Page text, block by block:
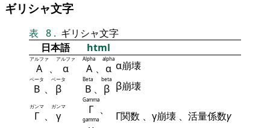
ギリシャ文字
表 8 . ギリシャ文字
日本語
html
Α
アルファ
、 α
アルファ
Α
Alpha
、 α
alpha
α崩壊
Β
ベータ
、 β
ベータ
Β
Beta
、 β
beta
β崩壊
Γ
ガンマ
、 γ
ガンマ Γ
Gamma
、
gamma Γ関数 、γ崩壊 、活量係数γ